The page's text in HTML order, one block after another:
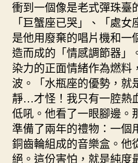
衝到一個像是老式彈珠臺
「巨蟹座已哭」、「處
是他用廢棄的唱片機和一
造而成的「情感調節器」
染力的正面情緒作為燃料
波。「水瓶座的優勢，就
靜…才怪！我只有一腔熱
低吼。他看了一眼腳邊。
準備了兩年的禮物：一個
銅齒輪組成的音樂盒。他
絕。這份害怕，就是純度